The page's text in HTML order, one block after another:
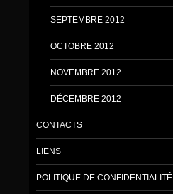
SEPTEMBRE 2012
OCTOBRE 2012
NOVEMBRE 2012
DÉCEMBRE 2012
CONTACTS
LIENS
POLITIQUE DE CONFIDENTIALITÉ